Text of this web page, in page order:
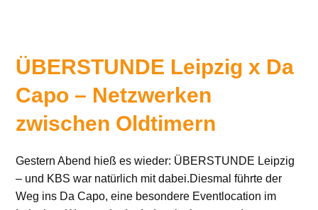
ÜBERSTUNDE Leipzig x Da
Capo – Netzwerken
zwischen Oldtimern
Gestern Abend hieß es wieder: ÜBERSTUNDE Leipzig
– und KBS war natürlich mit dabei.Diesmal führte der
Weg ins Da Capo, eine besondere Eventlocation im